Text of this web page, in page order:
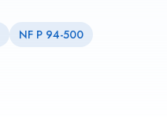
NF P 94-500